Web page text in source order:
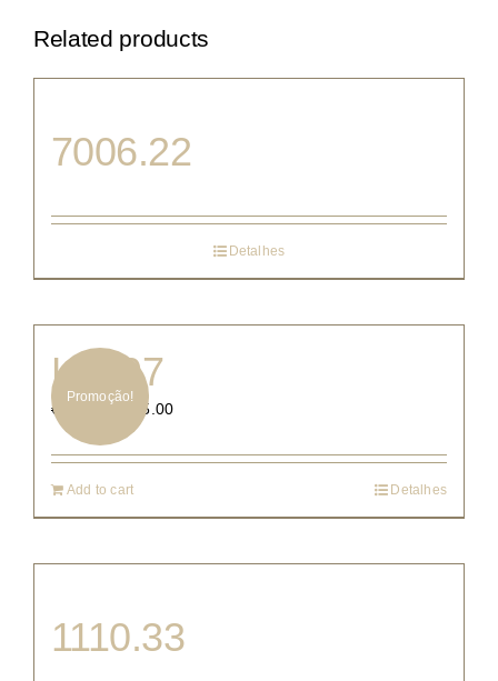
Related products
7006.22
Detalhes
Promoção!
K3397
€ 165.00
Add to cart Detalhes
1110.33